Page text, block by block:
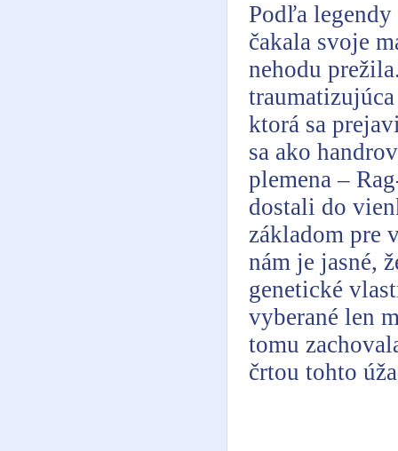
Podľa legendy
čakala svoje
nehodu
ktorá sa
sa ako
plemena –
dostali do
základom pre
nám je jasné,
genetické
vyberané len
tomu
črtou tohto